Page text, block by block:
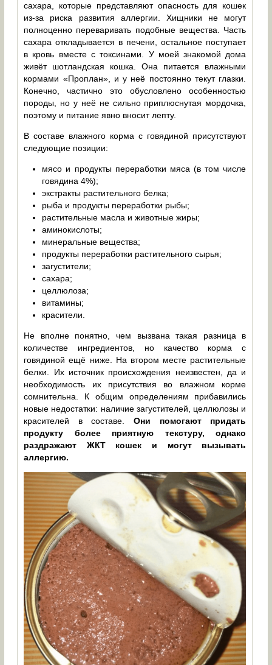
сахара, которые представляют опасность для кошек
из-за риска развития аллергии. Хищники не могут
полноценно переваривать подобные вещества. Часть
сахара откладывается в печени, остальное поступает
в кровь вместе с токсинами. У моей знакомой дома
живёт шотландская кошка. Она питается влажными
кормами «Проплан», и у неё постоянно текут глазки.
Конечно, частично это обусловлено особенностью
породы, но у неё не сильно приплюснутая мордочка,
поэтому и питание явно вносит лепту.
В составе влажного корма с говядиной присутствуют
следующие позиции:
мясо и продукты переработки мяса (в том числе
говядина 4%);
экстракты растительного белка;
рыба и продукты переработки рыбы;
растительные масла и животные жиры;
аминокислоты;
минеральные вещества;
продукты переработки растительного сырья;
загустители;
сахара;
целлюлоза;
витамины;
красители.
Не вполне понятно, чем вызвана такая разница в
количестве ингредиентов, но качество корма с
говядиной ещё ниже. На втором месте растительные
белки. Их источник происхождения неизвестен, да и
необходимость их присутствия во влажном корме
сомнительна. К общим определениям прибавились
новые недостатки: наличие загустителей, целлюлозы и
красителей в составе.Они помогают придать
продукту более приятную текстуру, однако
раздражают ЖКТ кошек и могут вызывать
аллергию.